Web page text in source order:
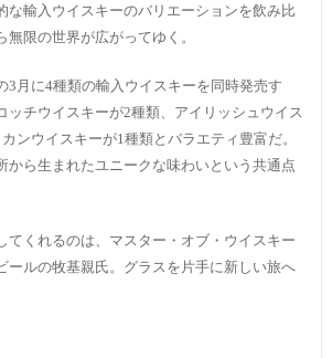
な輸入ウイスキーのバリエーションを飲み比
限の世界が広がってゆく。
3月に4種類の輸入ウイスキーを同時発売す
ッチウイスキーが2種類、アイリッシュウイス
ンウイスキーが1種類とバラエティ豊富だ。
から生まれたユニークな味わいという共通点
てくれるのは、マスター・オブ・ウイスキー
ールの牧基親氏。グラスを片手に新しい旅へ